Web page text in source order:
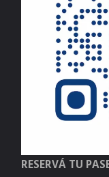
RESERVÁ TU